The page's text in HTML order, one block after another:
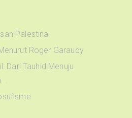
Palestina
Roger Garaudy
Dari Tauhid Menuju